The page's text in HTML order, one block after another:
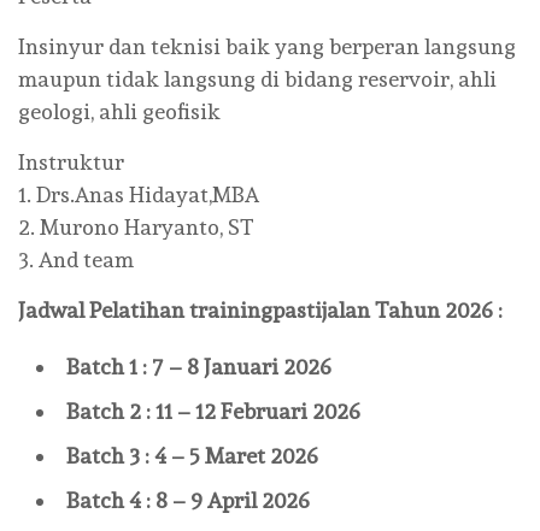
Insinyur dan teknisi baik yang berperan langsung
maupun tidak langsung di bidang reservoir, ahli
geologi, ahli geofisik
Instruktur
1. Drs.Anas Hidayat,MBA
2. Murono Haryanto, ST
3. And team
Jadwal PelatihantrainingpastijalanTahun 2026 :
Batch 1 : 7 – 8 Januari 2026
Batch 2 : 11 – 12 Februari 2026
Batch 3 : 4 – 5 Maret 2026
Batch 4 : 8 – 9 April 2026